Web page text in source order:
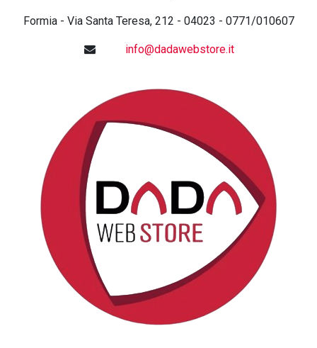
Formia - Via Santa Teresa, 212 - 04023 - 0771/010607
info@dadawebstore.it